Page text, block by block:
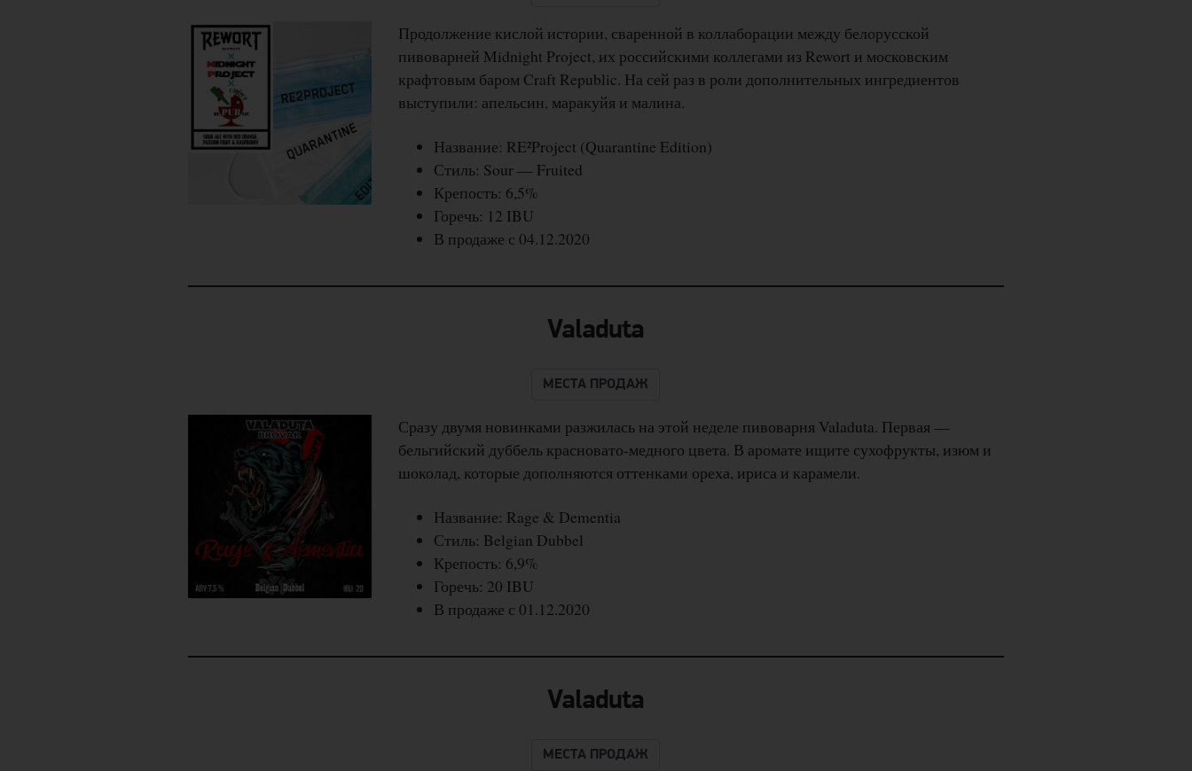
Продолжение кислой истории, сваренной в коллаборации между белорусской
пивоварней Midnight Project, их российскими коллегами из Rewort и московским
крафтовым баром Craft Republic. На сей раз в роли дополнительных ингредиентов
выступили: апельсин, маракуйя и малина.
Название: RE²Project (Quarantine Edition)
Стиль: Sour — Fruited
Крепость: 6,5%
Горечь: 12 IBU
В продаже с 04.12.2020
Valaduta
МЕСТА ПРОДАЖ
Сразу двумя новинками разжилась на этой неделе пивоварня Valaduta. Первая —
бельгийский дуббель красновато-медного цвета. В аромате ищите сухофрукты, изюм и
шоколад, которые дополняются оттенками ореха, ириса и карамели.
Название: Rage & Dementia
Стиль: Belgian Dubbel
Крепость: 6,9%
Горечь: 20 IBU
В продаже с 01.12.2020
Valaduta
МЕСТА ПРОДАЖ